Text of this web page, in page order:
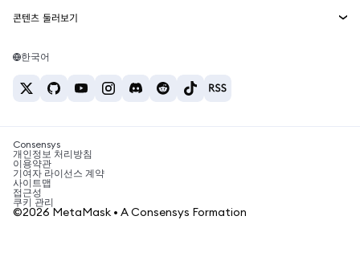
웹3 서비스
고객 지원
채용
테더 가격
USDT를 INR로 환전
BTC를 INR로 환전
ETH를 USDT로 환전
ETH 매수
USDT 매수
SHIB 매수
BNB 매수
콘텐츠 둘러보기
솔라나 지갑
암호화폐 세금 뉴스
암호화폐 매수 방법
비트코인 매도 방법
한국어
Consensys
개인정보 처리방침
이용약관
기여자 라이선스 계약
사이트맵
접근성
쿠키 관리
©2026 MetaMask • A Consensys Formation